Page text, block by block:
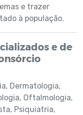
e trazer
à população.
e de
Dermatologia,
Oftalmologia,
Psiquiatria,